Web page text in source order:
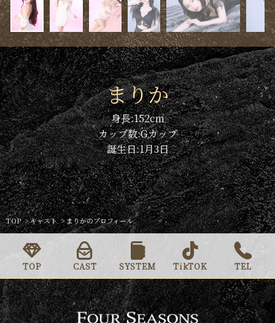
まりか
身長:152cm
カップ数:Gカップ
誕生日:1月3日
TOP キャスト まりかのプロフィール
TOP CAST SYSTEM TikTOK TEL